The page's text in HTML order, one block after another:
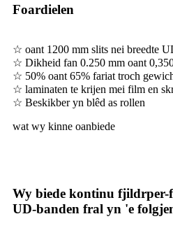
Foardielen
☆ oant 1200 mm slits nei breedte
☆ Dikheid fan 0.250 mm oant
☆ 50% oant 65% fariat troch
☆ laminaten te krijen mei film en
☆ Beskikber yn blêd as rollen
wat wy kinne oanbiede
Wy biede kontinu fjildrper-
UD-banden fral yn 'e